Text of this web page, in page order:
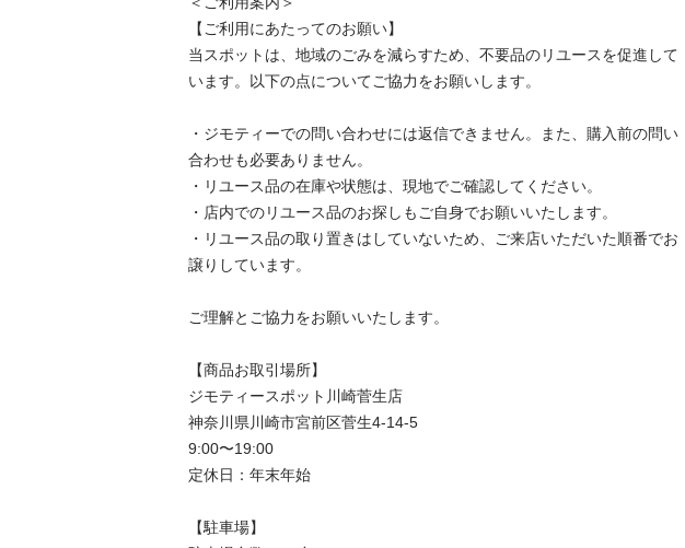
【ご利用にあたってのお願い】
当スポットは、地域のごみを減らすため、不要品のリユースを促進して
います。以下の点についてご協力をお願いします。
・ジモティーでの問い合わせには返信できません。また、購入前の問い
合わせも必要ありません。
・リユース品の在庫や状態は、現地でご確認してください。
・店内でのリユース品のお探しもご自身でお願いいたします。
・リユース品の取り置きはしていないため、ご来店いただいた順番でお
譲りしています。
ご理解とご協力をお願いいたします。
【商品お取引場所】
ジモティースポット川崎菅生店
神奈川県川崎市宮前区菅生4-14-5
9:00〜19:00
定休日：年末年始
【駐⾞場】